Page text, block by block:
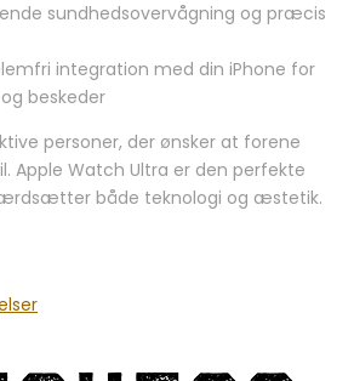
sundhedsovervågning og præcis
integration med din iPhone for
beskeder
personer, der ønsker at forene
Apple Watch Ultra er den perfekte
både teknologi og æstetik.